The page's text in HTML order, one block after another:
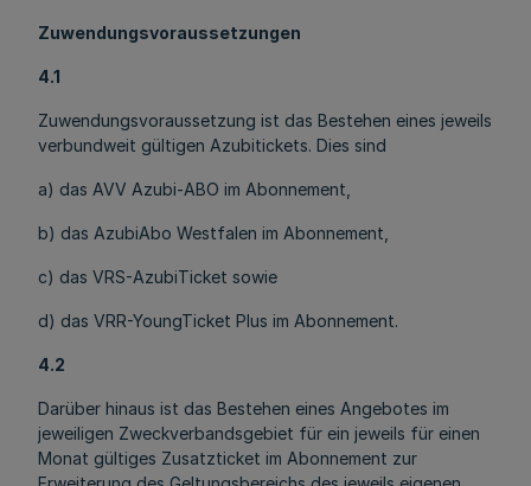
Zuwendungsvoraussetzungen
4.1
Zuwendungsvoraussetzung ist das Bestehen eines jeweils
verbundweit gültigen Azubitickets. Dies sind
a) das AVV Azubi-ABO im Abonnement,
b) das AzubiAbo Westfalen im Abonnement,
c) das VRS-AzubiTicket sowie
d) das VRR-YoungTicket Plus im Abonnement.
4.2
Darüber hinaus ist das Bestehen eines Angebotes im
jeweiligen Zweckverbandsgebiet für ein jeweils für einen
Monat gültiges Zusatzticket im Abonnement zur